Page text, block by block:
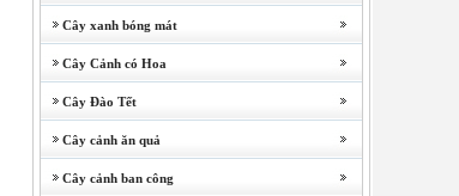
Cây xanh bóng mát
Cây Cảnh có Hoa
Cây Đào Tết
Cây cảnh ăn quả
Cây cảnh ban công